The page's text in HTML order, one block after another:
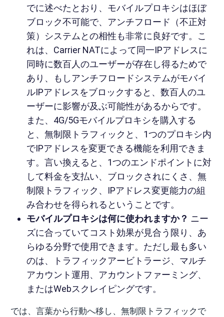
でに述べたとおり、モバイルプロキシはほぼ
ブロック不可能で、アンチフロード（不正対
策）システムとの相性も非常に良好です。こ
れは、Carrier NATによって同一IPアドレスに
同時に数百人のユーザーが存在し得るためで
あり、もしアンチフロードシステムがモバイ
ルIPアドレスをブロックすると、数百人のユ
ーザーに影響が及ぶ可能性があるからです。
また、4G/5Gモバイルプロキシを購入する
と、無制限トラフィックと、1つのプロキシ内
でIPアドレスを変更できる機能を利用できま
す。言い換えると、1つのエンドポイントに対
して料金を支払い、ブロックされにくさ、無
制限トラフィック、IPアドレス変更能力の組
み合わせを得られるということです。
モバイルプロキシは何に使われますか？ ニー
ズに合っていてコスト効果が見合う限り、あ
らゆる分野で使用できます。ただし最も多い
のは、トラフィックアービトラージ、マルチ
アカウント運用、アカウントファーミング、
またはWebスクレイピングです。
では、言葉から行動へ移し、無制限トラフィックで